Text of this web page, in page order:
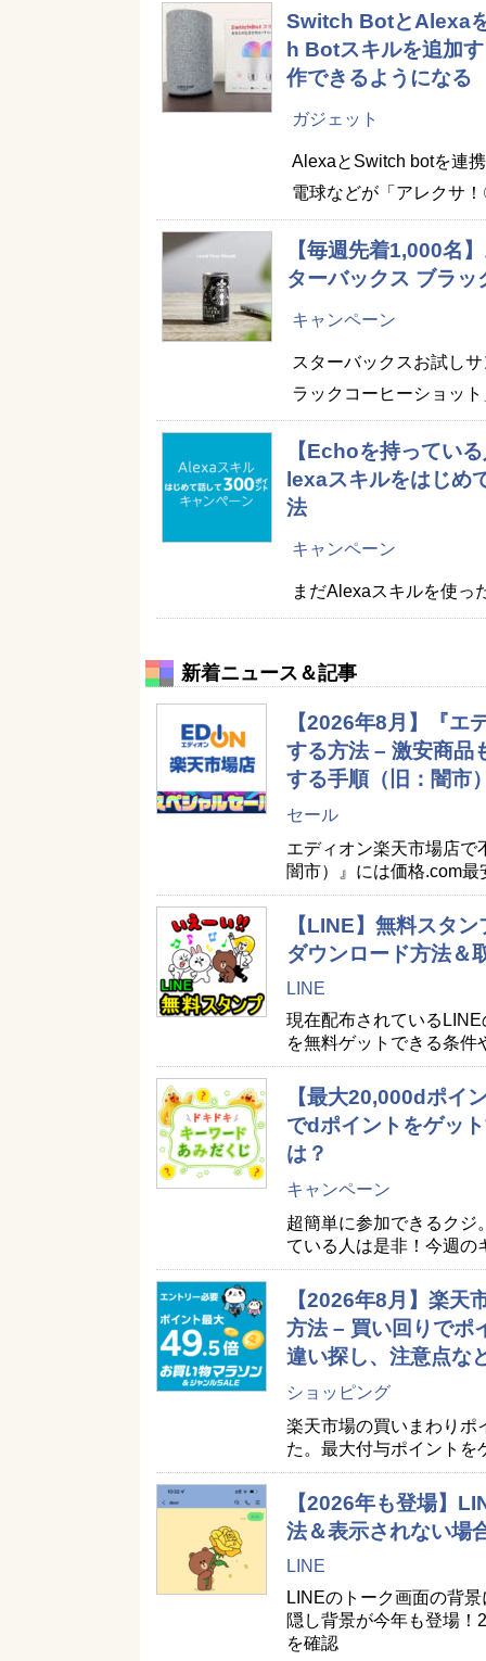
Switch BotとAlexa
h Botスキルを追加
作できるようになる
ガジェット
AlexaとSwitch botを連
電球などが「アレクサ
【毎週先着1,000名
ターバックス ブラ
キャンペーン
スターバックスお試し
ラックコーヒーショッ
【Echoを持ってい
lexaスキルをはじめ
法
キャンペーン
まだAlexaスキルを使っ
新着ニュース＆記事
【2026年8月】『エ
する方法 – 激安商品
する手順（旧：闇市
セール
エディオン楽天市場店で
闇市）』には価格.com
【LINE】無料スタ
ダウンロード方法＆
LINE
現在配布されている
を無料ゲットできる条件
【最大20,000dポイ
でdポイントをゲッ
は？
キャンペーン
超簡単に参加できるクジ
ている人は是非！今週の
【2026年8月】楽天
方法 – 買い回りでポ
違い探し、注意点な
ショッピング
楽天市場の買いまわりポ
た。最大付与ポイントを
【2026年も登場】
法＆表示されない場
LINE
LINEのトーク画面の背
隠し背景が今年も登場
を確認